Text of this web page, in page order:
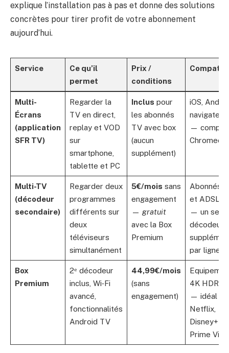
explique l’installation pas à pas et donne des solutions
concrètes pour tirer profit de votre abonnement
aujourd’hui.
Service
Ce qu’il
permet
Prix /
conditions
Multi-
Écrans
(application
SFR TV)
Regarder la
TV en direct,
replay et VOD
sur
smartphone,
tablette et PC
Inclus pour
les abonnés
TV avec box
(aucun
supplément)
iOS,
navigateur
—
Multi-TV
(décodeur
secondaire)
Regarder deux
programmes
différents sur
deux
téléviseurs
simultanément
5€/mois sans
engagement
— gratuit
avec la Box
Premium
Abonnés
et ADSL/
— un seul
décodeur
par ligne
Box
Premium
2ᵉ décodeur
inclus, Wi‑Fi
avancé,
fonctionnalités
Android TV
44,99€/mois
(sans
engagement)
4K HDR,
— idéal
Netflix,
Disney+ et
Prime